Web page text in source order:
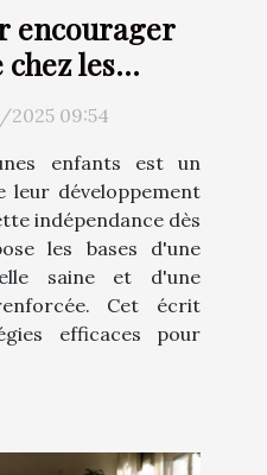
encourager
les
09:54
enfants est un
leur développement
indépendance dès
les bases d'une
saine et d'une
Cet écrit
efficaces pour